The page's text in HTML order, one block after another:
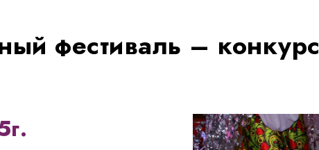
фестиваль – конкурс